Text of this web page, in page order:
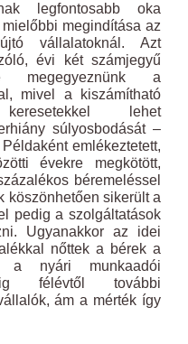
legfontosabb oka
megindítása az
vállalatoknál. Azt
évi két számjegyű
megegyeznünk a
mivel a kiszámítható
lehet
súlyosbodását –
emlékeztetett,
évekre megkötött,
béremeléssel
köszönhetően sikerült a
pedig a szolgáltatások
Ugyanakkor az idei
nőttek a bérek a
a nyári munkaadói
félévtől további
ám a mérték így